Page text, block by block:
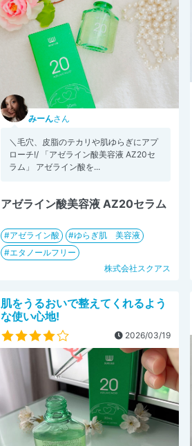
みーんさん
＼毛穴、皮脂のテカリや肌ゆらぎにアプ
ローチ!/ 「アゼライン酸美容液 AZ20セ
ラム」 アゼライン酸を...
アゼライン酸美容液 AZ20セラム
アゼライン酸
ゆらぎ肌 美容液
エタノールフリー
株式会社スクアス
肌をうるおいで整えてくれるよう
な使い心地!
2026/03/19